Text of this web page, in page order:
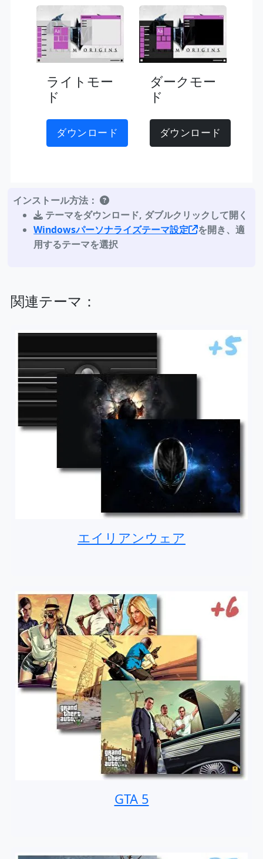
ライトモー
ド
ダウンロード
ダークモー
ド
ダウンロード
インストール方法：
テーマをダウンロード, ダブルクリックして開く
Windowsパーソナライズテーマ設定
を開き、適
用するテーマを選択
関連テーマ：
エイリアンウェア
GTA 5